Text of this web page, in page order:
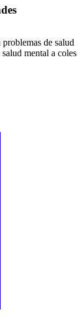
de salud
mental a coles